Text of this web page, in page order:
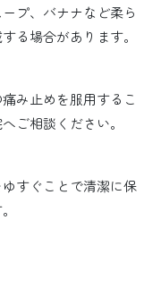
プ、バナナなど柔ら
る場合があります。
み止めを服用するこ
ご相談ください。
すぐことで清潔に保